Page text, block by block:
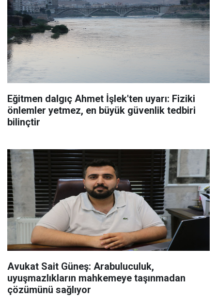
Eğitmen dalgıç Ahmet İşlek'ten uyarı: Fiziki
önlemler yetmez, en büyük güvenlik tedbiri
bilinçtir
Avukat Sait Güneş: Arabuluculuk,
uyuşmazlıkların mahkemeye taşınmadan
çözümünü sağlıyor